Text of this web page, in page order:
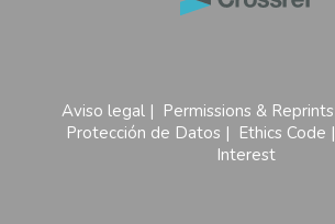
Aviso legal | Permissions & Reprints
Protección de Datos | Ethics Code |
Interest